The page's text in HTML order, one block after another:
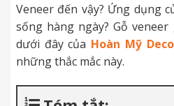
Veneer đến vậy? Ứng dụng
sống hàng ngày? Gỗ
dưới đây của Hoàn Mỹ
những thắc mắc này.